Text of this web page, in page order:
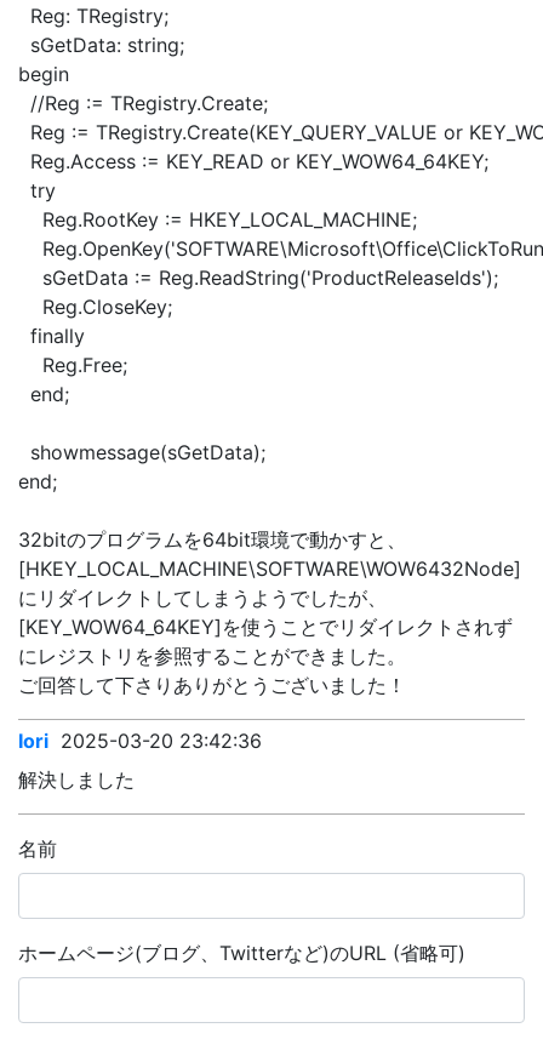
Reg: TRegistry;
sGetData: string;
begin
//Reg := TRegistry.Create;
Reg := TRegistry.Create(KEY_QUERY_VALUE or
Reg.Access := KEY_READ or KEY_WOW64_64KEY;
try
Reg.RootKey := HKEY_LOCAL_MACHINE;
sGetData := Reg.ReadString('ProductReleaseIds');
Reg.CloseKey;
finally
Reg.Free;
end;
showmessage(sGetData);
end;
32bitのプログラムを64bit環境で動かすと、
[HKEY_LOCAL_MACHINE\SOFTWARE\WOW6432Node]
にリダイレクトしてしまうようでしたが、
[KEY_WOW64_64KEY]を使うことでリダイレクトされず
にレジストリを参照することができました。
ご回答して下さりありがとうございました！
Iori 2025-03-20 23:42:36
解決しました
名前
ホームページ(ブログ、Twitterなど)のURL (省略可)